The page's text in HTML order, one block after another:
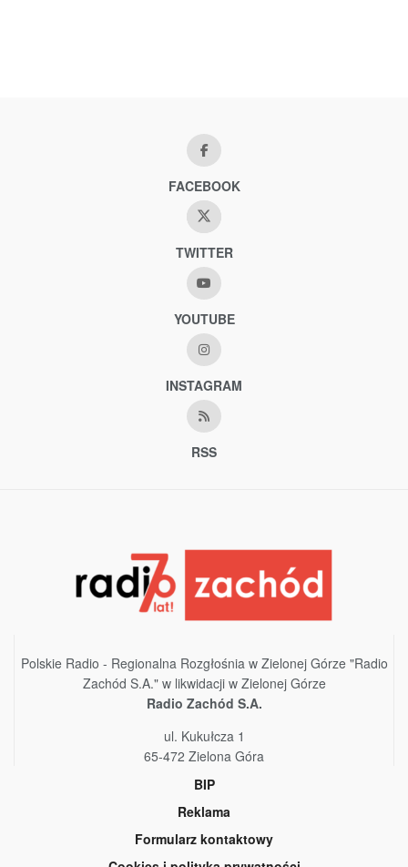
FACEBOOK
TWITTER
YOUTUBE
INSTAGRAM
RSS
Polskie Radio - Regionalna Rozgłośnia w Zielonej Górze "Radio
Zachód S.A." w likwidacji w Zielonej Górze
Radio Zachód S.A.
ul. Kukułcza 1
65-472 Zielona Góra
BIP
Reklama
Formularz kontaktowy